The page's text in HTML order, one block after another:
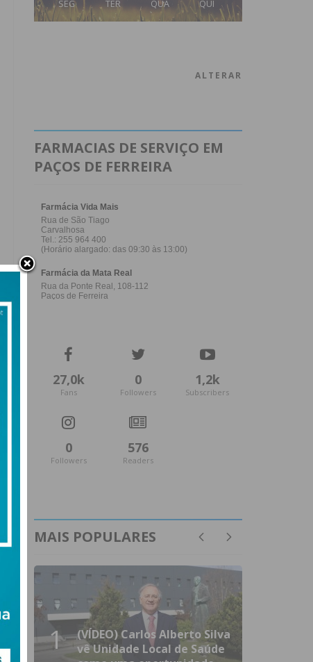
SEG TER QUA QUI
ALTERAR
FARMACIAS DE SERVIÇO EM
PAÇOS DE FERREIRA
27,0k
Fans
0
Followers
1,2k
Subscribers
0
Followers
576
Readers
MAIS POPULARES
1
(VÍDEO) Carlos Alberto Silva
vê Unidade Local de Saúde